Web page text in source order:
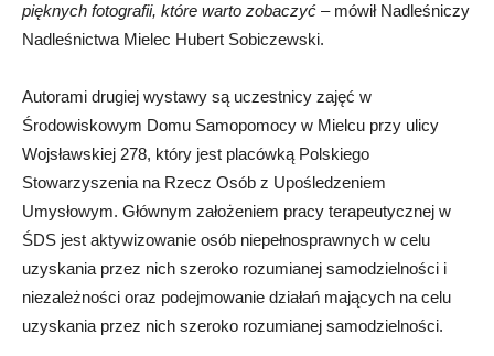
pięknych fotografii, które warto zobaczyć – mówił Nadleśniczy
Nadleśnictwa Mielec Hubert Sobiczewski.
Autorami drugiej wystawy są uczestnicy zajęć w
Środowiskowym Domu Samopomocy w Mielcu przy ulicy
Wojsławskiej 278, który jest placówką Polskiego
Stowarzyszenia na Rzecz Osób z Upośledzeniem
Umysłowym. Głównym założeniem pracy terapeutycznej w
ŚDS jest aktywizowanie osób niepełnosprawnych w celu
uzyskania przez nich szeroko rozumianej samodzielności i
niezależności oraz podejmowanie działań mających na celu
uzyskania przez nich szeroko rozumianej samodzielności.